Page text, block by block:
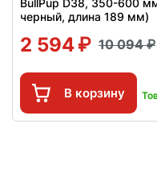
черный, длина 189 мм)
2 594 10 094
В корзину